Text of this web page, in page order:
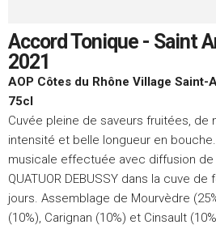
Accord Tonique - Saint
2021
AOP Côtes du Rhône Village
75cl
Cuvée pleine de saveurs fruitées, de
intensité et belle longueur en
musicale effectuée avec diffusion de
QUATUOR DEBUSSY dans la cuve
jours. Assemblage de Mourvèdre
(10%), Carignan (10%) et Cinsault